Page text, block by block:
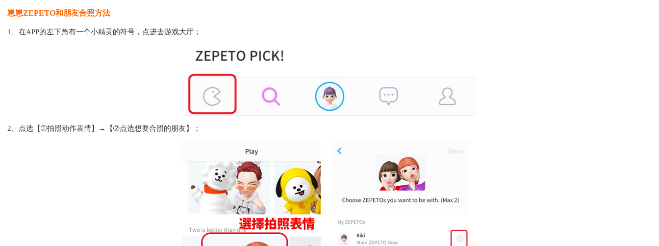
崽崽ZEPETO和朋友合照方法
1、在APP的左下角有一个小精灵的符号，点进去游戏大厅；
2、点选【➀拍照动作表情】→【➁点选想要合照的朋友】；